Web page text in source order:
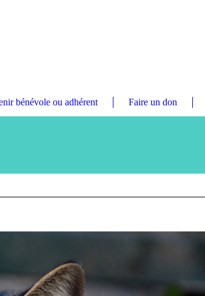
bénévole ou adhérent Faire un don